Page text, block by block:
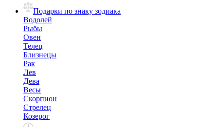
Подарки по знаку зодиака
Водолей
Рыбы
Овен
Телец
Близнецы
Рак
Лев
Дева
Весы
Скорпион
Стрелец
Козерог